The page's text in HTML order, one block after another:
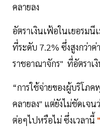
คลายลง
อัตราเงินเฟ้อในเยอรม
ที่ระดับ 7.2% ซึ่งสูงกว่าค่
ราชอาณาจักร" ที่อัตราเ
“การใช้จ่ายของผู้บริโภ
คลายลง" แต่ยังไม่ชัดเจน
ต่อๆไปหรือไม่ ซึ่งเวลานี้